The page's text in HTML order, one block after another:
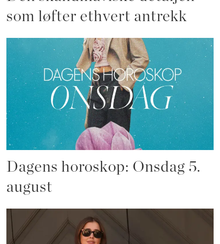
som løfter ethvert antrekk
Dagens horoskop: Onsdag 5.
august